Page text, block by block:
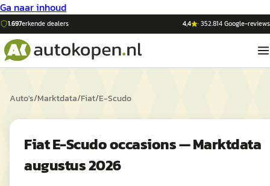
Ga naar inhoud
1.697erkende dealers 4,4 ·352.814Google-reviews
Auto's/Marktdata/Fiat/E-Scudo
Fiat E-Scudo occasions — Marktdata
augustus 2026